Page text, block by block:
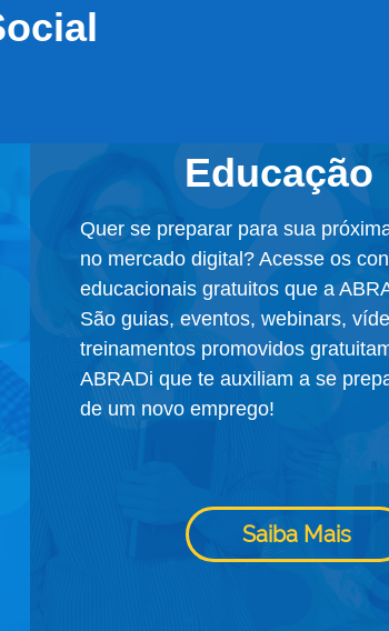
Educação
Quer se preparar para sua
no mercado digital? Acesse os
educacionais gratuitos que a
São guias, eventos, webinars,
treinamentos promovidos
ABRADi que te auxiliam a se
de um novo emprego!
Saiba Mais